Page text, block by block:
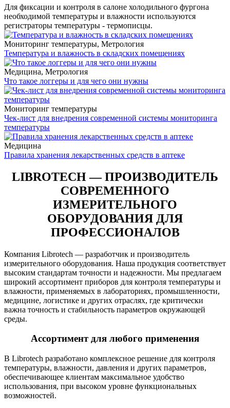
Для фиксации и контроля в салоне холодильного фургона
необходимой температуры и влажности используются
регистраторы температуры - термописцы.
Мониторинг температуры, Метрология
Температура и влажность в складских помещениях
Медицина, Метрология
Что такое логгеры и для чего они нужны
Мониторинг температуры
Чек-лист для внедрения современной системы мониторинга
температуры
Медицина
Правила хранения лекарственных средств в аптеке
LIBROTECH — ПРОИЗВОДИТЕЛЬ
СОВРЕМЕННОГО
ИЗМЕРИТЕЛЬНОГО
ОБОРУДОВАНИЯ ДЛЯ
ПРОФЕССИОНАЛОВ
Компания Librotech — разработчик и производитель
измерительного оборудования. Наша продукция соответствует
высоким стандартам точности и надежности. Мы предлагаем
широкий ассортимент приборов для контроля температуры и
влажности, применяемых в лабораториях, промышленности,
медицине, логистике и других отраслях, где критически
важна точность и стабильность параметров окружающей
среды.
Ассортимент для любого применения
В Librotech разработано комплексное решение для контроля
температуры, влажности, давления и других параметров,
обеспечивающее клиентам максимальное удобство
использования, при высоком уровне функциональных
возможностей.